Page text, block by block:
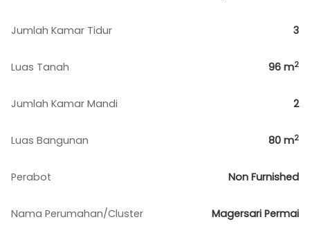
Jumlah Kamar Tidur 3
Luas Tanah 96 m2
Jumlah Kamar Mandi 2
Luas Bangunan 80 m2
Perabot Non Furnished
Nama Perumahan/Cluster Magersari Permai